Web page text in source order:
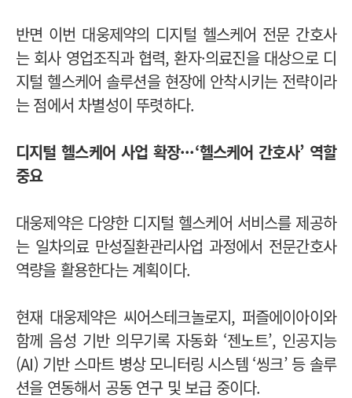
반면 이번 대웅제약의 디지털 헬스케어 전문 간호사
는 회사 영업조직과 협력, 환자·의료진을 대상으로 디
지털 헬스케어 솔루션을 현장에 안착시키는 전략이라
는 점에서 차별성이 뚜렷하다.
디지털 헬스케어 사업 확장···‘헬스케어 간호사’ 역할
중요
대웅제약은 다양한 디지털 헬스케어 서비스를 제공하
는 일차의료 만성질환관리사업 과정에서 전문간호사
역량을 활용한다는 계획이다.
현재 대웅제약은 씨어스테크놀로지, 퍼즐에이아이와
함께 음성 기반 의무기록 자동화 ‘젠노트’, 인공지능
(AI) 기반 스마트 병상 모니터링 시스템 ‘씽크’ 등 솔루
션을 연동해서 공동 연구 및 보급 중이다.